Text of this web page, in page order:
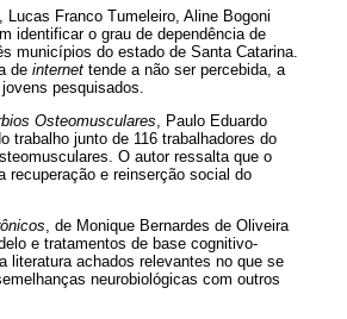
, Lucas Franco Tumeleiro, Aline Bogoni
identificar o grau de dependência de
municípios do estado de Santa Catarina.
de internet tende a não ser percebida, a
pesquisados.
Osteomusculares , Paulo Eduardo
trabalho junto de 116 trabalhadores do
O autor ressalta que o
recuperação e reinserção social do
, de Monique Bernardes de Oliveira
e tratamentos de base cognitivo-
literatura achados relevantes no que se
neurobiológicas com outros